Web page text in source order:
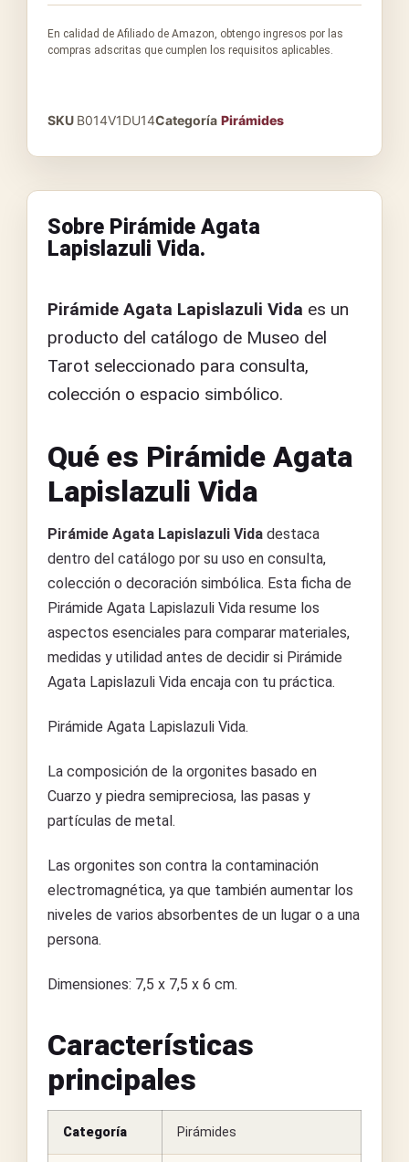
En calidad de Afiliado de Amazon, obtengo ingresos por las
compras adscritas que cumplen los requisitos aplicables.
SKU B014V1DU14Categoría Pirámides
Sobre Pirámide Agata
Lapislazuli Vida.
Pirámide Agata Lapislazuli Vida es un
producto del catálogo de Museo del
Tarot seleccionado para consulta,
colección o espacio simbólico.
Qué es Pirámide Agata
Lapislazuli Vida
Pirámide Agata Lapislazuli Vida destaca
dentro del catálogo por su uso en consulta,
colección o decoración simbólica. Esta ficha de
Pirámide Agata Lapislazuli Vida resume los
aspectos esenciales para comparar materiales,
medidas y utilidad antes de decidir si Pirámide
Agata Lapislazuli Vida encaja con tu práctica.
Pirámide Agata Lapislazuli Vida.
La composición de la orgonites basado en
Cuarzo y piedra semipreciosa, las pasas y
partículas de metal.
Las orgonites son contra la contaminación
electromagnética, ya que también aumentar los
niveles de varios absorbentes de un lugar o a una
persona.
Dimensiones: 7,5 x 7,5 x 6 cm.
Características
principales
Categoría Pirámides